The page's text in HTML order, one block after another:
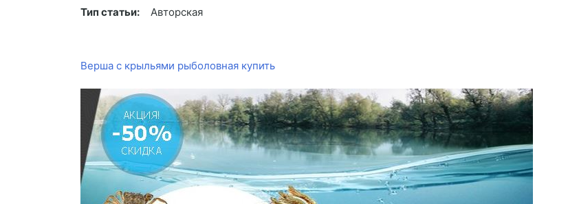
Тип статьи: Авторская
Верша с крыльями рыболовная купить